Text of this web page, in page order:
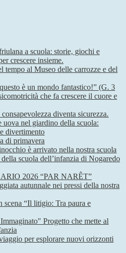
a scuola: storie, giochi e
crescere insieme.
tempo al Museo delle carrozze e del
è un mondo fantastico!” (G. 3
che fa crescere il cuore e
diventa sicurezza.
uova nel giardino della scuola:
divertimento
di primavera
è arrivato nella nostra scuola
scuola dell’infanzia di Nogaredo
2026 “PAR NARÊT”
autunnale nei pressi della nostra
scena “Il litigio: Tra paura e
Progetto che mette al
per esplorare nuovi orizzonti